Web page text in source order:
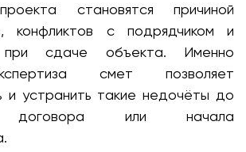
становятся причиной
конфликтов с подрядчиком и
при сдаче объекта. Именно
смет позволяет
и устранить такие недочёты до
договора или начала